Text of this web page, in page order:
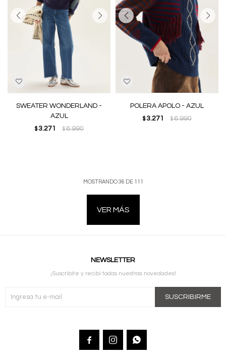
SWEATER WONDERLAND -
AZUL
$ 3.271 $6.990
POLERA APOLO - AZUL
$ 3.271 $6.990
MOSTRANDO36 DE
VER MÁS
NEWSLETTER
¡Suscribite y recibí todas nuestras novedades!
SUSCRIBIRME
  